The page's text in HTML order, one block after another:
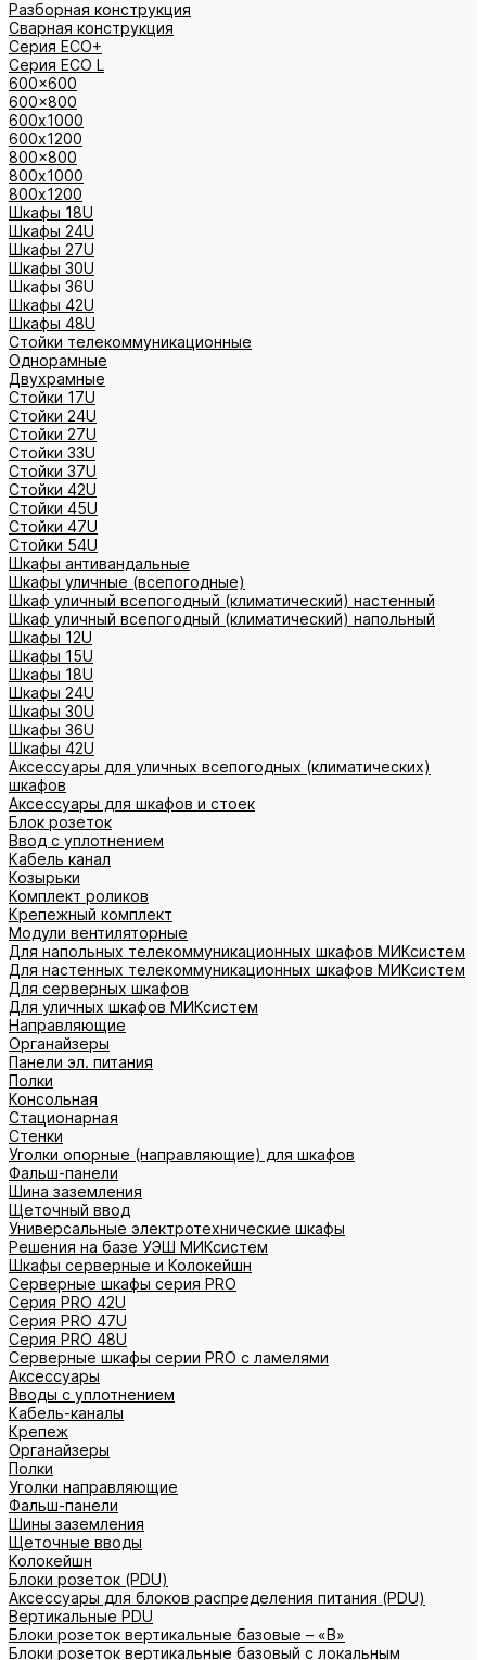
Разборная конструкция
Сварная конструкция
Серия ECO+
Серия ECO L
600x600
600x800
600х1000
600х1200
800x800
800х1000
800х1200
Шкафы 18U
Шкафы 24U
Шкафы 27U
Шкафы 30U
Шкафы 36U
Шкафы 42U
Шкафы 48U
Стойки телекоммуникационные
Однорамные
Двухрамные
Стойки 17U
Стойки 24U
Стойки 27U
Стойки 33U
Стойки 37U
Стойки 42U
Стойки 45U
Стойки 47U
Стойки 54U
Шкафы антивандальные
Шкафы уличные (всепогодные)
Шкаф уличный всепогодный (климатический) настенный
Шкаф уличный всепогодный (климатический) напольный
Шкафы 12U
Шкафы 15U
Шкафы 18U
Шкафы 24U
Шкафы 30U
Шкафы 36U
Шкафы 42U
Аксессуары для уличных всепогодных (климатических)
шкафов
Аксессуары для шкафов и стоек
Блок розеток
Ввод с уплотнением
Кабель канал
Козырьки
Комплект роликов
Крепежный комплект
Модули вентиляторные
Для напольных телекоммуникационных шкафов МИКсистем
Для настенных телекоммуникационных шкафов МИКсистем
Для серверных шкафов
Для уличных шкафов МИКсистем
Направляющие
Органайзеры
Панели эл. питания
Полки
Консольная
Стационарная
Стенки
Уголки опорные (направляющие) для шкафов
Фальш-панели
Шина заземления
Щеточный ввод
Универсальные электротехнические шкафы
Решения на базе УЭШ МИКсистем
Шкафы серверные и Колокейшн
Серверные шкафы серия PRO
Серия PRO 42U
Серия PRO 47U
Серия PRO 48U
Серверные шкафы серии PRO с ламелями
Аксессуары
Вводы с уплотнением
Кабель-каналы
Крепеж
Органайзеры
Полки
Уголки направляющие
Фальш-панели
Шины заземления
Щеточные вводы
Колокейшн
Блоки розеток (PDU)
Аксессуары для блоков распределения питания (PDU)
Вертикальные PDU
Блоки розеток вертикальные базовые – «В»
Блоки розеток вертикальные базовый с локальным